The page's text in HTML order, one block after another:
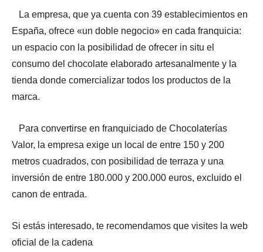
La empresa, que ya cuenta con 39 establecimientos en
España, ofrece «un doble negocio» en cada franquicia:
un espacio con la posibilidad de ofrecer in situ el
consumo del chocolate elaborado artesanalmente y la
tienda donde comercializar todos los productos de la
marca.
Para convertirse en franquiciado de Chocolaterías
Valor, la empresa exige un local de entre 150 y 200
metros cuadrados, con posibilidad de terraza y una
inversión de entre 180.000 y 200.000 euros, excluido el
canon de entrada.
Si estás interesado, te recomendamos que visites la web
oficial de la cadena